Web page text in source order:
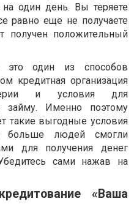
один день. Вы теряете
равно еще не получаете
получен положительный
это один из способов
кредитная организация
и условия для
займу. Именно поэтому
такие выгодные условия
больше людей смогли
для получения денег
сами нажав на
«Ваша